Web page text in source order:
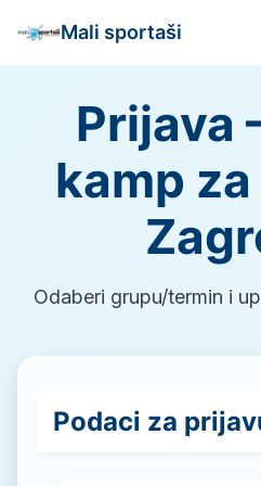
Mali sportaši
Naslovna
Programi
Prijava
kamp
Odaberi grupu/termin i
Podaci za